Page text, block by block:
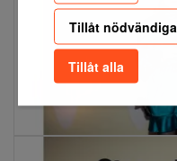
Tillåt nödvändiga
Tillåt alla